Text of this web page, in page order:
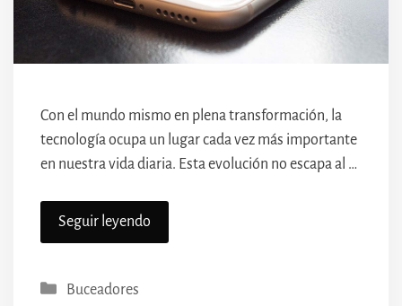
Con el mundo mismo en plena transformación, la
tecnología ocupa un lugar cada vez más importante
en nuestra vida diaria. Esta evolución no escapa al …
Seguir leyendo
Categorías
Buceadores